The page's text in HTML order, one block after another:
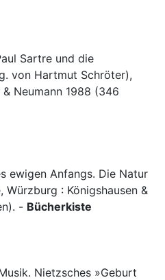
Sartre und die
von Hartmut Schröter),
Neumann 1988 (346
ewigen Anfangs. Die Natur
Würzburg : Königshausen &
- Bücherkiste
Nietzsches »Geburt